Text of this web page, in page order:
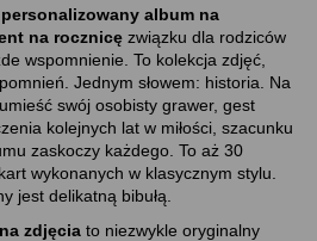
personalizowany album na
na rocznicę związku dla rodziców
wspomnienie. To kolekcja zdjęć,
Jednym słowem: historia. Na
swój osobisty grawer, gest
kolejnych lat w miłości, szacunku
zaskoczy każdego. To aż 30
wykonanych w klasycznym stylu.
jest delikatną bibułą.
zdjęcia to niezwykle oryginalny